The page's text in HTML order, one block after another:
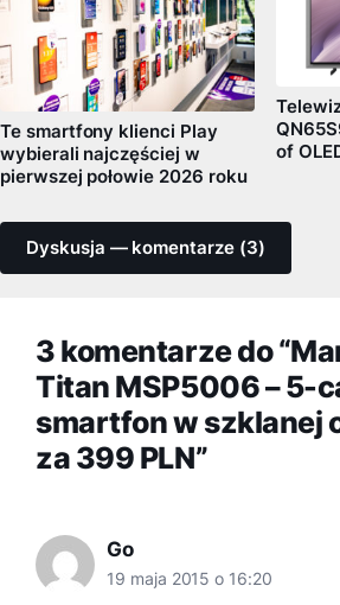
Te smartfony klienci Play
wybierali najczęściej w
pierwszej połowie 2026 roku
of
Dyskusja — komentarze (3)
3 komentarze do
Titan MSP5006 – 5-
smartfon w szklanej
za 399 PLN”
Go
19 maja 2015 o 16:20